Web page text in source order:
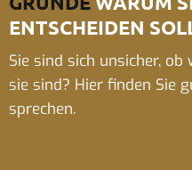
ENTSCHEIDEN
Sie sind sich unsicher,
sie sind? Hier finden Sie
sprechen.